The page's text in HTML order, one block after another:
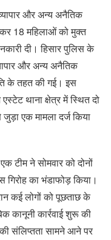
और अन्य अनैतिक
कर 18 महिलाओं को मुक्त
दी। हिसार पुलिस के
और अन्य अनैतिक
के तहत की गई। इस
थाना क्षेत्र में स्थित दो
एक मामला दर्ज किया
टीम ने सोमवार को दोनों
गिरोह का भंडाफोड़ किया।
कई लोगों को पूछताछ के
कानूनी कार्रवाई शुरू की
संलिप्तता सामने आने पर